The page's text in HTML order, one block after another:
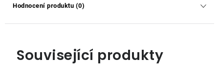
Hodnocení produktu (0)
Související produkty